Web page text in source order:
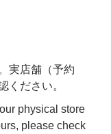
実店舗（予約
ください。
physical store
please check